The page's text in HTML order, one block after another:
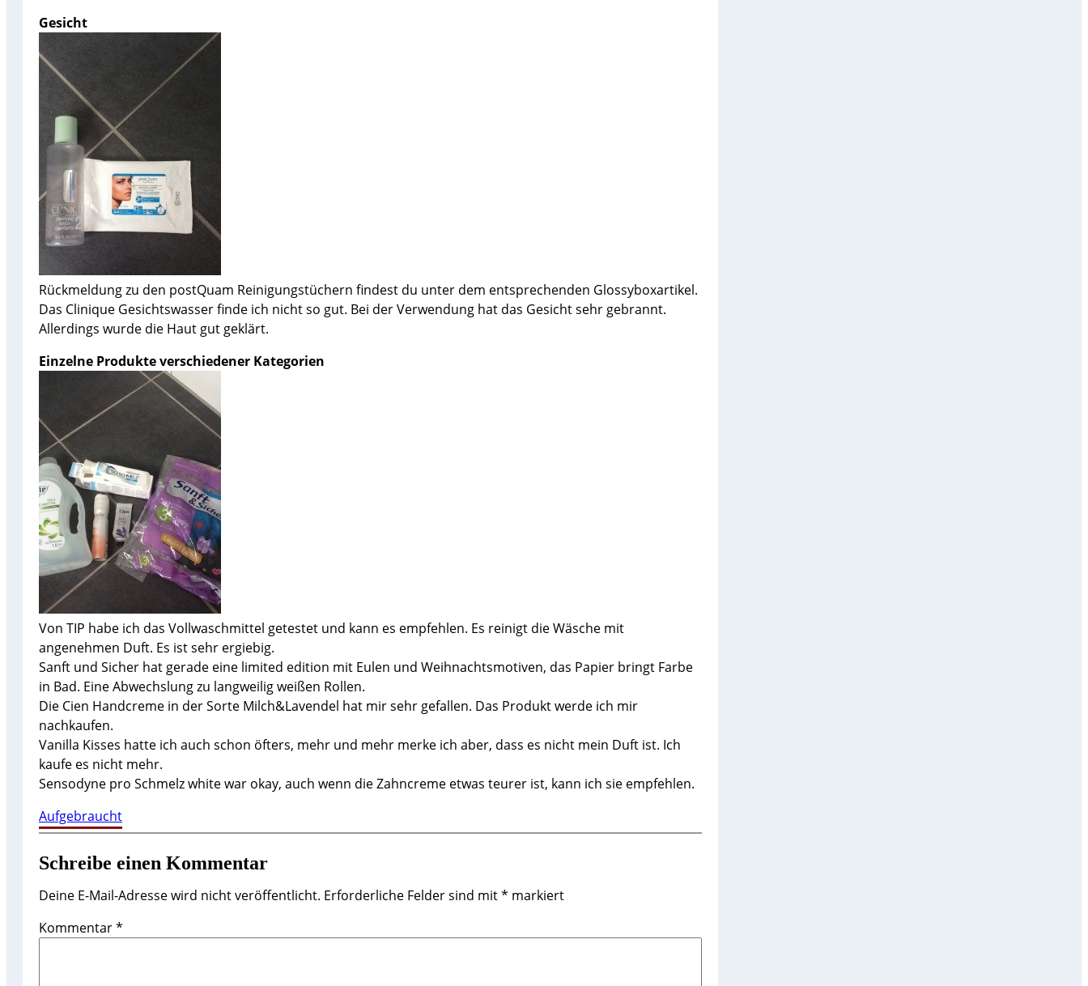
Gesicht
Rückmeldung zu den postQuam Reinigungstüchern findest du unter dem entsprechenden Glossyboxartikel.
Das Clinique Gesichtswasser finde ich nicht so gut. Bei der Verwendung hat das Gesicht sehr gebrannt.
Allerdings wurde die Haut gut geklärt.
Einzelne Produkte verschiedener Kategorien
Von TIP habe ich das Vollwaschmittel getestet und kann es empfehlen. Es reinigt die Wäsche mit
angenehmen Duft. Es ist sehr ergiebig.
Sanft und Sicher hat gerade eine limited edition mit Eulen und Weihnachtsmotiven, das Papier bringt Farbe
in Bad. Eine Abwechslung zu langweilig weißen Rollen.
Die Cien Handcreme in der Sorte Milch&Lavendel hat mir sehr gefallen. Das Produkt werde ich mir
nachkaufen.
Vanilla Kisses hatte ich auch schon öfters, mehr und mehr merke ich aber, dass es nicht mein Duft ist. Ich
kaufe es nicht mehr.
Sensodyne pro Schmelz white war okay, auch wenn die Zahncreme etwas teurer ist, kann ich sie empfehlen.
Aufgebraucht
Schreibe einen Kommentar
Deine E-Mail-Adresse wird nicht veröffentlicht. Erforderliche Felder sind mit* markiert
Kommentar*